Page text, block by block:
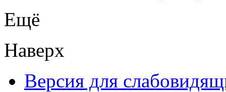
Ещё
Наверх
Версия для